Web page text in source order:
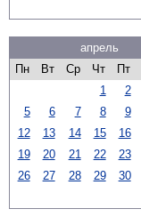
апрель
Пн
Вт Ср Чт Пт
1
2
5
6 7 8 9
12
13 14 15 16
19
20 21 22 23
26
27 28 29 30